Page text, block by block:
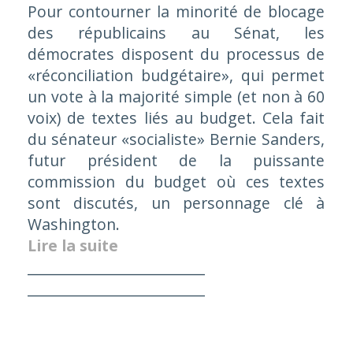
Pour contourner la minorité de blocage
des républicains au Sénat, les
démocrates disposent du processus de
«réconciliation budgétaire», qui permet
un vote à la majorité simple (et non à 60
voix) de textes liés au budget. Cela fait
du sénateur «socialiste» Bernie Sanders,
futur président de la puissante
commission du budget où ces textes
sont discutés, un personnage clé à
Washington.
Lire la suite